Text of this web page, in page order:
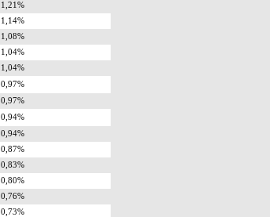
1,21%
1,14%
1,08%
1,04%
1,04%
0,97%
0,97%
0,94%
0,94%
0,87%
0,83%
0,80%
0,76%
0,73%